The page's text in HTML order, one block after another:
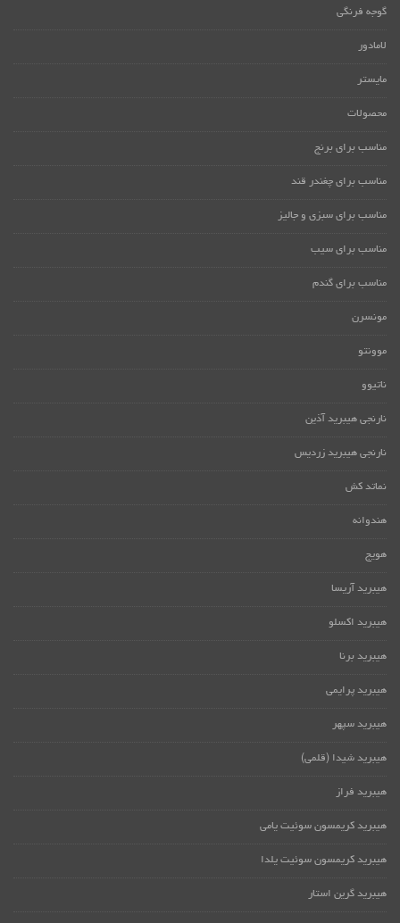
گوجه فرنگی
لامادور
مایستر
محصولات
مناسب برای برنج
مناسب برای چغندر قند
مناسب برای سبزی و جالیز
مناسب برای سیب
مناسب برای گندم
مونسرن
موونتو
ناتیوو
نارنجی هیبرید آذین
نارنجی هیبرید زردیس
نماتد کش
هندوانه
هویج
هیبرید آریسا
هیبرید اکسلو
هیبرید برنا
هیبرید پرایمی
هیبرید سپهر
هیبرید شیدا (قلمی)
هیبرید فراز
هیبرید کریمسون سوئیت یامی
هیبرید کریمسون سوئیت یلدا
هیبرید گرین استار